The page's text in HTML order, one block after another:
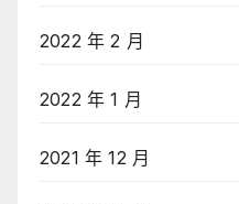
2022 年 2 月
2022 年 1 月
2021 年 12 月